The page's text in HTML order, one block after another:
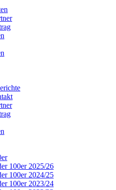
100er 2025/26
100er 2024/25
100er 2023/24